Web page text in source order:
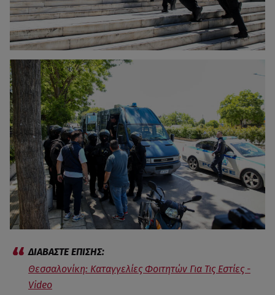
Θεσσαλονίκη: Καταγγελίες Φοιτητών Για Τις Εστίες -
Video